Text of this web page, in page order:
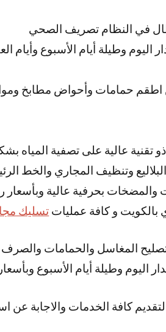
في النظام تصريف الصحي
وطيلة أيام الأسبوع وأيام
حمامات وأحواض مطابخ
تقنية عالية على تصفية المياه
وتنظيف المجاري والخط
والمضخات بحرفية عالية وبأسعار
و كافة عمليات تسليك
المغاسل والحمامات
وطيلة أيام الأسبوع
كافة الخدمات والاجابة عن